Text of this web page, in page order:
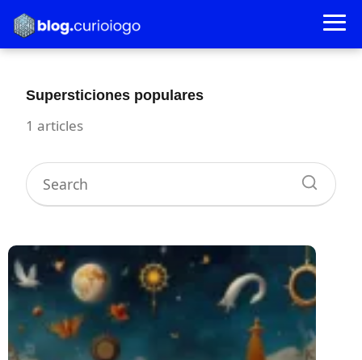
Supersticiones populares
1 articles